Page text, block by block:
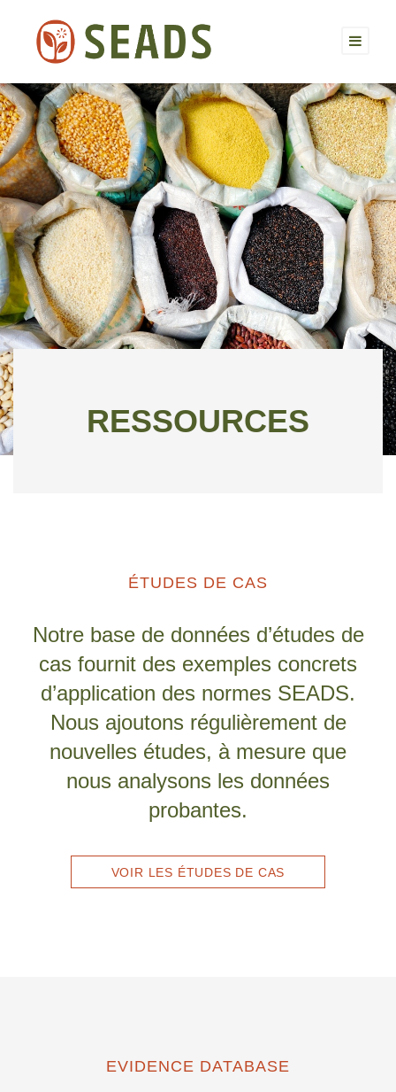
RESSOURCES
ÉTUDES DE CAS
Notre base de données d’études de
cas fournit des exemples concrets
d’application des normes SEADS.
Nous ajoutons régulièrement de
nouvelles études, à mesure que
nous analysons les données
probantes.
VOIR LES ÉTUDES DE CAS
EVIDENCE DATABASE